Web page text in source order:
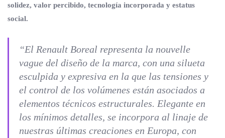
solidez, valor percibido, tecnología incorporada y estatus
social.
“El Renault Boreal representa la nouvelle
vague del diseño de la marca, con una silueta
esculpida y expresiva en la que las tensiones y
el control de los volúmenes están asociados a
elementos técnicos estructurales. Elegante en
los mínimos detalles, se incorpora al linaje de
nuestras últimas creaciones en Europa, con